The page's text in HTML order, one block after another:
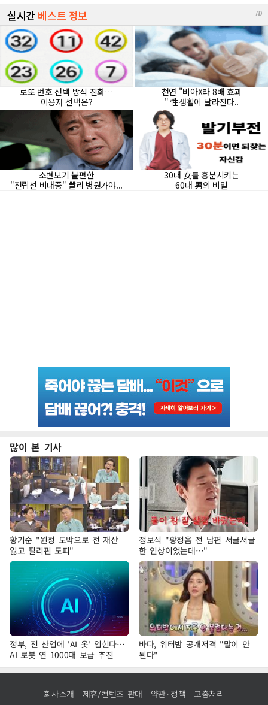
많이 본 기사
황기순 "원정 도박으로 전 재산
잃고 필리핀 도피"
정보석 "황정음 전 남편 서글서글
한 인상이었는데…"
정부, 전 산업에 'AI 옷' 입힌다…
AI 로봇 연 1000대 보급 추진
바다, 워터밤 공개저격 "말이 안
된다"
회사소개 제휴/컨텐츠 판매 약관·정책 고충처리